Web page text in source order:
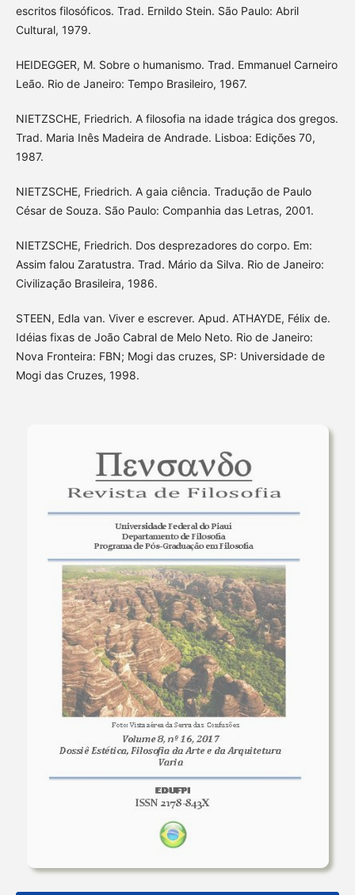
escritos filosóficos. Trad. Ernildo Stein. São Paulo: Abril
Cultural, 1979.
HEIDEGGER, M. Sobre o humanismo. Trad. Emmanuel Carneiro
Leão. Rio de Janeiro: Tempo Brasileiro, 1967.
NIETZSCHE, Friedrich. A filosofia na idade trágica dos gregos.
Trad. Maria Inês Madeira de Andrade. Lisboa: Edições 70,
1987.
NIETZSCHE, Friedrich. A gaia ciência. Tradução de Paulo
César de Souza. São Paulo: Companhia das Letras, 2001.
NIETZSCHE, Friedrich. Dos desprezadores do corpo. Em:
Assim falou Zaratustra. Trad. Mário da Silva. Rio de Janeiro:
Civilização Brasileira, 1986.
STEEN, Edla van. Viver e escrever. Apud. ATHAYDE, Félix de.
Idéias fixas de João Cabral de Melo Neto. Rio de Janeiro:
Nova Fronteira: FBN; Mogi das cruzes, SP: Universidade de
Mogi das Cruzes, 1998.